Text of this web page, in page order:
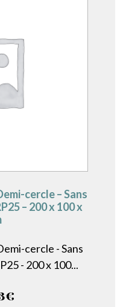
cercle – Sans
– 200 x 100 x
cercle - Sans
- 200 x 100...
€